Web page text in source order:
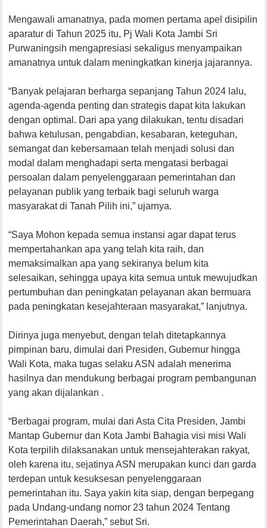
Mengawali amanatnya, pada momen pertama apel disipilin
aparatur di Tahun 2025 itu, Pj Wali Kota Jambi Sri
Purwaningsih mengapresiasi sekaligus menyampaikan
amanatnya untuk dalam meningkatkan kinerja jajarannya.
“Banyak pelajaran berharga sepanjang Tahun 2024 lalu,
agenda-agenda penting dan strategis dapat kita lakukan
dengan optimal. Dari apa yang dilakukan, tentu disadari
bahwa ketulusan, pengabdian, kesabaran, keteguhan,
semangat dan kebersamaan telah menjadi solusi dan
modal dalam menghadapi serta mengatasi berbagai
persoalan dalam penyelenggaraan pemerintahan dan
pelayanan publik yang terbaik bagi seluruh warga
masyarakat di Tanah Pilih ini,” ujarnya.
“Saya Mohon kepada semua instansi agar dapat terus
mempertahankan apa yang telah kita raih, dan
memaksimalkan apa yang sekiranya belum kita
selesaikan, sehingga upaya kita semua untuk mewujudkan
pertumbuhan dan peningkatan pelayanan akan bermuara
pada peningkatan kesejahteraan masyarakat,” lanjutnya.
Dirinya juga menyebut, dengan telah ditetapkannya
pimpinan baru, dimulai dari Presiden, Gubernur hingga
Wali Kota, maka tugas selaku ASN adalah menerima
hasilnya dan mendukung berbagai program pembangunan
yang akan dijalankan .
“Berbagai program, mulai dari Asta Cita Presiden, Jambi
Mantap Gubernur dan Kota Jambi Bahagia visi misi Wali
Kota terpilih dilaksanakan untuk mensejahterakan rakyat,
oleh karena itu, sejatinya ASN merupakan kunci dan garda
terdepan untuk kesuksesan penyelenggaraan
pemerintahan itu. Saya yakin kita siap, dengan berpegang
pada Undang-undang nomor 23 tahun 2024 Tentang
Pemerintahan Daerah,” sebut Sri.